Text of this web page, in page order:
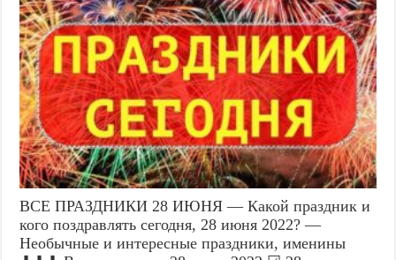
ВСЕ ПРАЗДНИКИ 28 ИЮНЯ — Какой праздник и
кого поздравлять сегодня, 28 июня 2022? —
Необычные и интересные праздники, именины